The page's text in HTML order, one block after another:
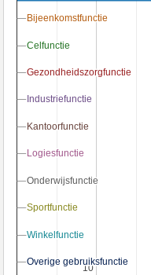
10
10
Bijeenkomstfunctie
Bijeenkomstfunctie
Celfunctie
Celfunctie
Gezondheidszorgfunctie
Gezondheidszorgfunctie
Industriefunctie
Industriefunctie
Kantoorfunctie
Kantoorfunctie
Logiesfunctie
Logiesfunctie
Onderwijsfunctie
Onderwijsfunctie
Sportfunctie
Sportfunctie
Winkelfunctie
Winkelfunctie
Overige gebruiksfunctie
Overige gebruiksfunctie